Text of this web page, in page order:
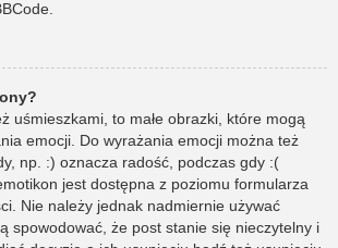
uśmieszkami, to małe obrazki, które mogą
emocji. Do wyrażania emocji można też
np. :) oznacza radość, podczas gdy :(
jest dostępna z poziomu formularza
Nie należy jednak nadmiernie używać
spowodować, że post stanie się nieczytelny i